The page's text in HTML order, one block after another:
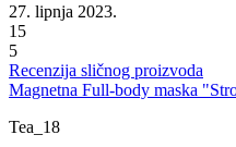
27. lipnja 2023.
15
5
Recenzija sličnog proizvoda
Magnetna Full-body maska
Tea_18